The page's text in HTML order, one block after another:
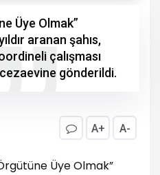
Üye Olmak”
aranan şahıs,
çalışması
gönderildi.
A+ A-
Üye Olmak”